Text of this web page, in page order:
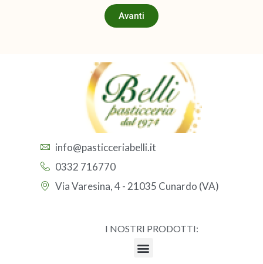
Avanti
info@pasticceriabelli.it
0332 716770
Via Varesina, 4 - 21035 Cunardo (VA)
I NOSTRI PRODOTTI: